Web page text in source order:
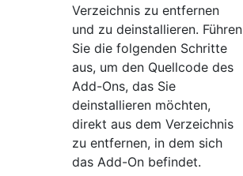
Verzeichnis zu entfernen
und zu deinstallieren. Führen
Sie die folgenden Schritte
aus, um den Quellcode des
Add-Ons, das Sie
deinstallieren möchten,
direkt aus dem Verzeichnis
zu entfernen, in dem sich
das Add-On befindet.